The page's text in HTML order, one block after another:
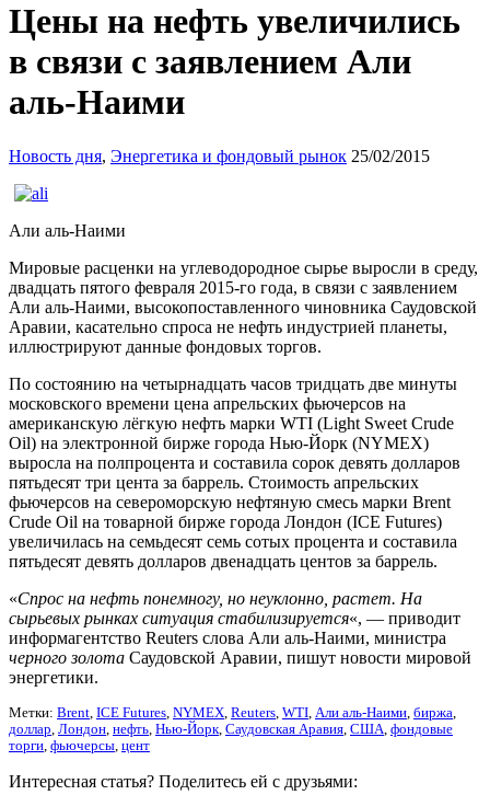
Цены на нефть увеличились
в связи с заявлением Али
аль-Наими
Новость дня, Энергетика и фондовый рынок 25/02/2015
Али аль-Наими
Мировые расценки на углеводородное сырье выросли в среду,
двадцать пятого февраля 2015-го года, в связи с заявлением
Али аль-Наими, высокопоставленного чиновника Саудовской
Аравии, касательно спроса не нефть индустрией планеты,
иллюстрируют данные фондовых торгов.
По состоянию на четырнадцать часов тридцать две минуты
московского времени цена апрельских фьючерсов на
американскую лёгкую нефть марки WTI (Light Sweet Crude
Oil) на электронной бирже города Нью-Йорк (NYMEX)
выросла на полпроцента и составила сорок девять долларов
пятьдесят три цента за баррель. Стоимость апрельских
фьючерсов на североморскую нефтяную смесь марки Brent
Crude Oil на товарной бирже города Лондон (ICE Futures)
увеличилась на семьдесят семь сотых процента и составила
пятьдесят девять долларов двенадцать центов за баррель.
«Спрос на нефть понемногу, но неуклонно, растет. На
сырьевых рынках ситуация стабилизируется«, — приводит
информагентство Reuters слова Али аль-Наими, министра
черного золота Саудовской Аравии, пишут новости мировой
энергетики.
Метки: Brent, ICE Futures, NYMEX, Reuters, WTI, Али аль-Наими, биржа,
доллар, Лондон, нефть, Нью-Йорк, Саудовская Аравия, США, фондовые
торги, фьючерсы, цент
Интересная статья? Поделитесь ей с друзьями: